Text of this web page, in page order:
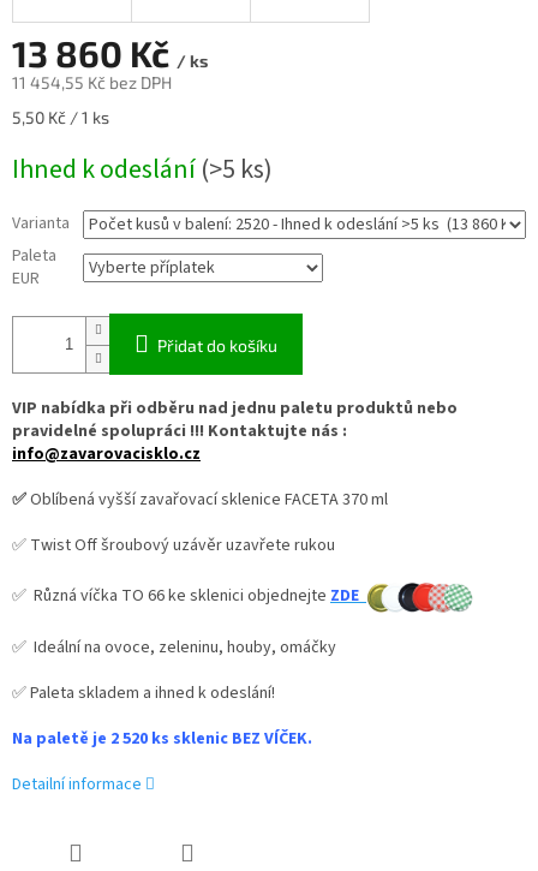
13 860 Kč / ks
11 454,55 Kč bez DPH
Měrná
5,50 Kč / 1 ks
Ihned k odeslání(>5 ks)
Varianta
Paleta
EUR
Přidat do košíku
VIP nabídka při odběru nad jednu paletu produktů nebo
pravidelné spolupráci !!! Kontaktujte nás :
info@zavarovacisklo.cz
✅Oblíbená vyšší zavařovací sklenice FACETA 370 ml
✅ Twist Off šroubový uzávěr uzavřete rukou
✅ Různá víčka TO 66 ke sklenici objednejte ZDE
✅ Ideální na ovoce, zeleninu, houby, omáčky
✅Paleta skladem a ihned k odeslání!
Na paletě je 2 520 ks sklenic BEZ VÍČEK.
Detailní informace